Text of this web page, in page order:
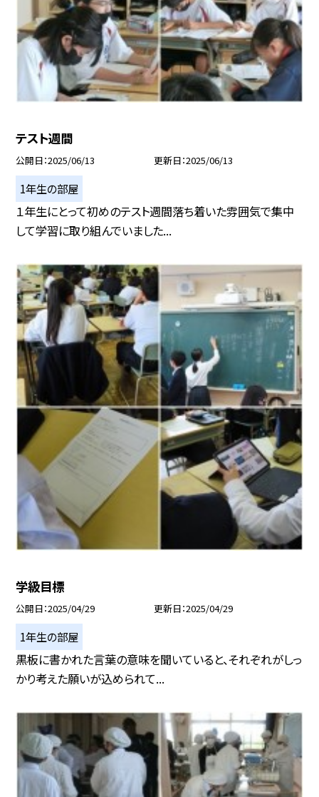
テスト週間
公開日 2025/06/13 更新日 2025/06/13
1年生の部屋
１年生にとって初めのテスト週間落ち着いた雰囲気で集中
して学習に取り組んでいました...
学級目標
公開日 2025/04/29 更新日 2025/04/29
1年生の部屋
黒板に書かれた言葉の意味を聞いていると、それぞれがしっ
かり考えた願いが込められて...